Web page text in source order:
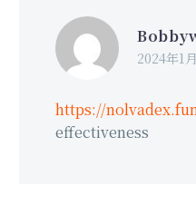
2024年1
https://
effectiveness